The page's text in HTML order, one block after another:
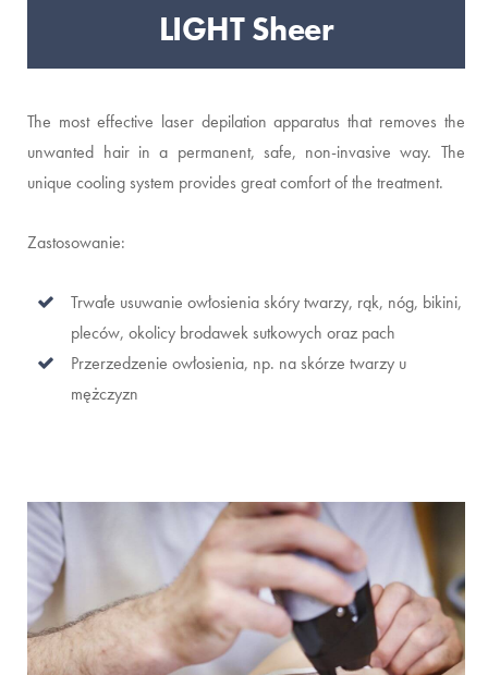
LIGHT Sheer
The most effective laser depilation apparatus that removes the
unwanted hair in a permanent, safe, non-invasive way. The
unique cooling system provides great comfort of the treatment.
Zastosowanie:
Trwałe usuwanie owłosienia skóry twarzy, rąk, nóg, bikini,
pleców, okolicy brodawek sutkowych oraz pach
Przerzedzenie owłosienia, np. na skórze twarzy u
mężczyzn